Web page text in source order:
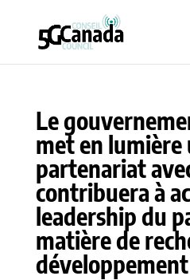
Le
met en lumière
partenariat
contribuera à
leadership du
matière de
développement